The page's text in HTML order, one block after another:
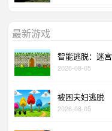
最新游戏
智能逃脱：迷宫
2026-08-05
被困夫妇逃脱
2026-08-05